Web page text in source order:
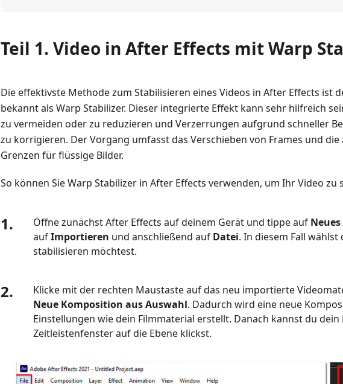
Teil 1. Video in After Effects mit Warp
Die effektivste Methode zum Stabilisieren eines Videos in After Effects ist
bekannt als Warp Stabilizer. Dieser integrierte Effekt kann sehr hilfreich
zu vermeiden oder zu reduzieren und Verzerrungen aufgrund schneller
zu korrigieren. Der Vorgang umfasst das Verschieben von Frames und
Grenzen für flüssige Bilder.
So können Sie Warp Stabilizer in After Effects verwenden, um Ihr Video zu
1. Öffne zunächst After Effects auf deinem Gerät und tippe auf
aufImportieren und anschließend auf Datei. In diesem Fall wählst
stabilisieren möchtest.
2.
Klicke mit der rechten Maustaste auf das neu importierte
Neue Komposition aus Auswahl. Dadurch wird eine neue
Einstellungen wie dein Filmmaterial erstellt. Danach kannst du
Zeitleistenfenster auf die Ebene klickst.